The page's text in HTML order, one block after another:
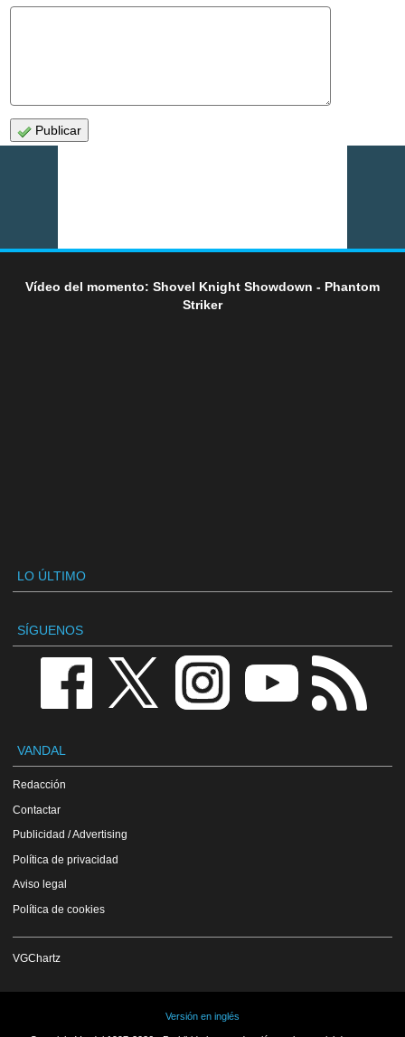
Publicar
Vídeo del momento: Shovel Knight Showdown - Phantom
Striker
LO ÚLTIMO
SÍGUENOS
VANDAL
Redacción
Contactar
Publicidad / Advertising
Política de privacidad
Aviso legal
Política de cookies
VGChartz
Versión en inglés